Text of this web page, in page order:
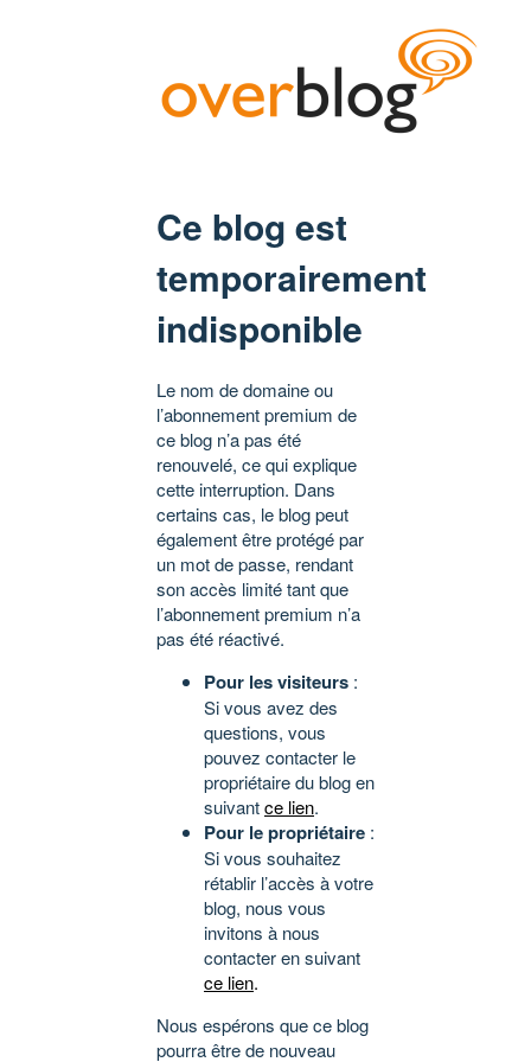
Ce blog est
temporairement
indisponible
Le nom de domaine ou
l’abonnement premium de
ce blog n’a pas été
renouvelé, ce qui explique
cette interruption. Dans
certains cas, le blog peut
également être protégé par
un mot de passe, rendant
son accès limité tant que
l’abonnement premium n’a
pas été réactivé.
Pour les visiteurs :
Si vous avez des
questions, vous
pouvez contacter le
propriétaire du blog en
suivantce lien.
Pour le propriétaire :
Si vous souhaitez
rétablir l’accès à votre
blog, nous vous
invitons à nous
contacter en suivant
ce lien.
Nous espérons que ce blog
pourra être de nouveau